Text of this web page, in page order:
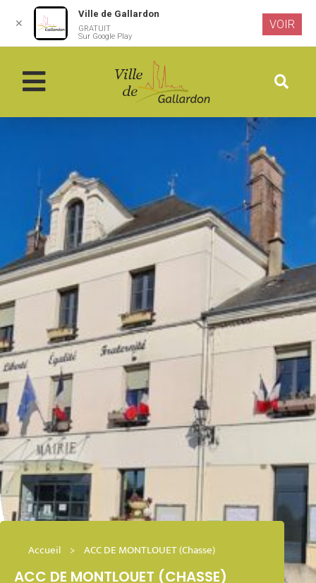
contenu
Accueil > ACC DE MONTLOUET (Chasse)
ACC DE MONTLOUET (CHASSE)
✕
Ville de Gallardon
GRATUIT
Sur Google Play
VOIR